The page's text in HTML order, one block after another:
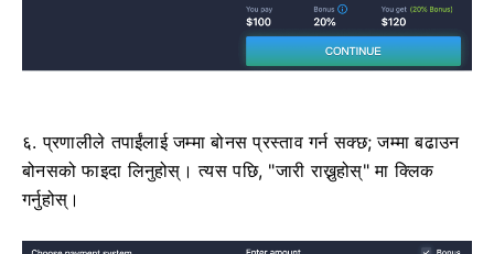
६. प्रणालीले तपाईंलाई जम्मा बोनस प्रस्ताव गर्न सक्छ; जम्मा बढाउन
बोनसको फाइदा लिनुहोस्। त्यस पछि, "जारी राख्नुहोस्" मा क्लिक
गर्नुहोस्।